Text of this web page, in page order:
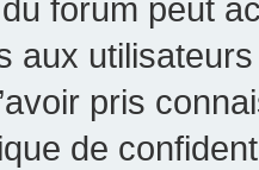
du forum peut
aux
pris
de